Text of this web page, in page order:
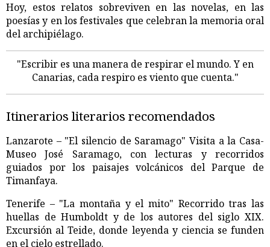
Hoy, estos relatos sobreviven en las novelas, en las
poesías y en los festivales que celebran la memoria oral
del archipiélago.
"Escribir es una manera de respirar el mundo. Y en
Canarias, cada respiro es viento que cuenta."
Itinerarios literarios recomendados
Lanzarote – "El silencio de Saramago" Visita a la Casa-
Museo José Saramago, con lecturas y recorridos
guiados por los paisajes volcánicos del Parque de
Timanfaya.
Tenerife – "La montaña y el mito" Recorrido tras las
huellas de Humboldt y de los autores del siglo XIX.
Excursión al Teide, donde leyenda y ciencia se funden
en el cielo estrellado.